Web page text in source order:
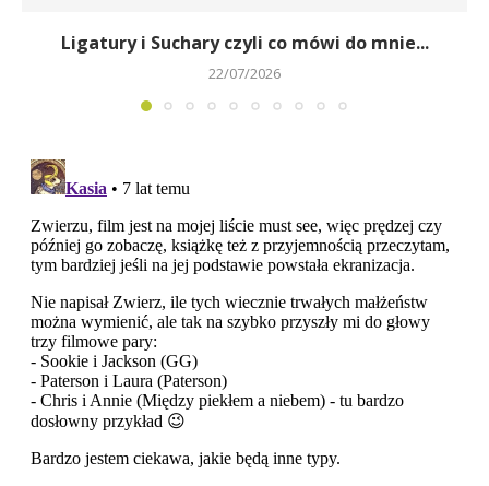
Ligatury i Suchary czyli co mówi do mnie...
22/07/2026